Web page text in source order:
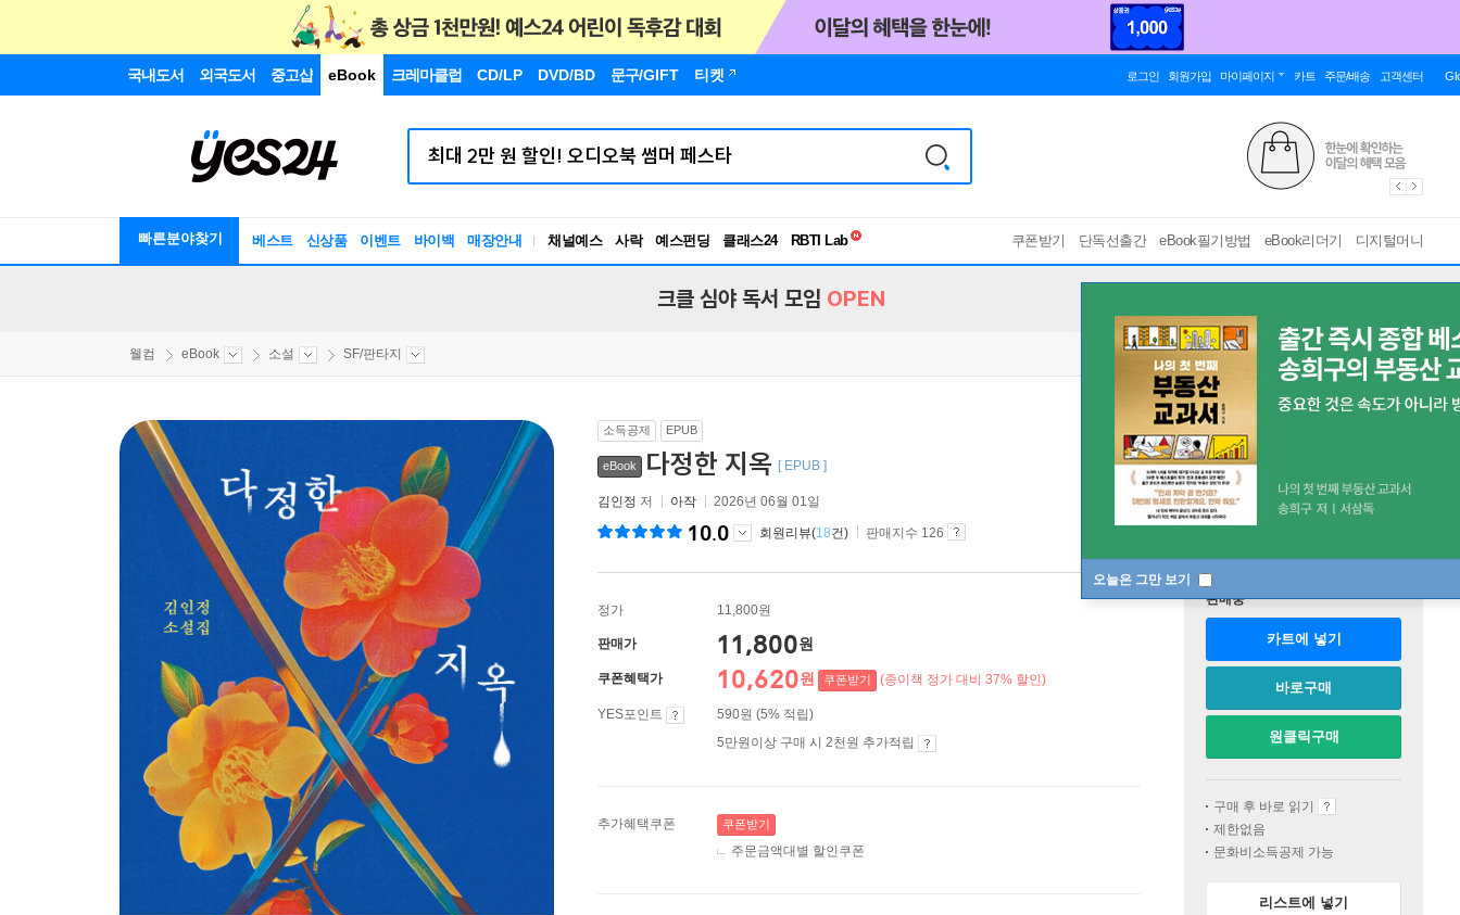
국내도서 외국도서 중고샵 eBook 크레마클럽 CD/LP DVD/BD 문구/GIFT 티켓 로그인 회원가입 마이페이지 카트 주문/배송 고객센터
빠른분야찾기 베스트 신상품 이벤트 바이백 매장안내 채널예스 사락 예스펀딩 클래스24
독서유형검사
쿠폰받기 단독선출간 eBook필기방법 eBook리더기 디지털머니
오늘은 그만 보기
크클 심야 독서 모임 OPEN
웰컴 eBook 소설 SF/판타지
소득공제 EPUB
eBook 다정한 지옥 [ EPUB ]
김인정 저 아작 2026년 06월 01일
10.0 회원리뷰(18건) 판매지수 126
정가 11,800원
판매가 11,800원
쿠폰혜택가 10,620원 쿠폰받기 (종이책 정가 대비 37% 할인)
YES포인트
590원 (5% 적립)
5만원이상 구매 시 2천원 추가적립
추가혜택쿠폰 쿠폰받기
주문금액대별 할인쿠폰
판매중
카트에 넣기
바로구매
원클릭구매
구매 후 바로 읽기
제한없음
문화비소득공제 가능
리스트에 넣기